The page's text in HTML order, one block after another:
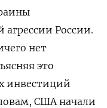
России.
нет
это
инвестиций
США начали